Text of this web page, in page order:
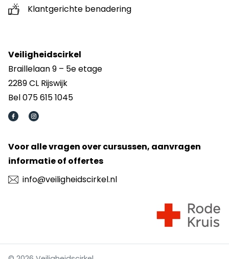
Klantgerichte benadering
Veiligheidscirkel
Braillelaan 9 – 5e etage
2289 CL Rijswijk
Bel 075 615 1045
Voor alle vragen over cursussen, aanvragen
informatie of offertes
info@veiligheidscirkel.nl